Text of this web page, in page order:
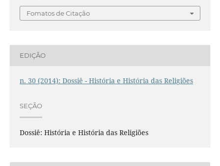
Fomatos de Citação
EDIÇÃO
n. 30 (2014): Dossiê - História e História das Religiões
SEÇÃO
Dossiê: História e História das Religiões